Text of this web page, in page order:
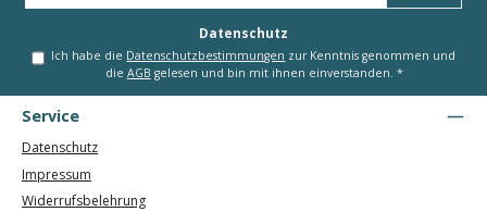
Datenschutz
Ich habe die Datenschutzbestimmungen zur Kenntnis genommen und
die AGB gelesen und bin mit ihnen einverstanden. *
Service
Datenschutz
Impressum
Widerrufsbelehrung